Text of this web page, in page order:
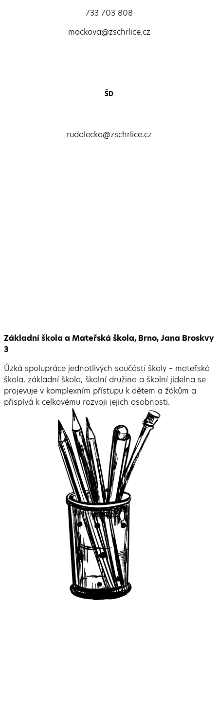
733 703 808
mackova@zschrlice.cz
ŠD
rudolecka@zschrlice.cz
Základní škola a Mateřská škola, Brno, Jana Broskvy
3
Úzká spolupráce jednotlivých součástí školy – mateřská
škola, základní škola, školní družina a školní jídelna se
projevuje v komplexním přístupu k dětem a žákům a
přispívá k celkovému rozvoji jejich osobnosti.